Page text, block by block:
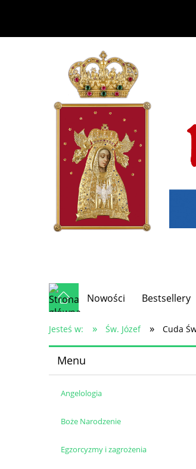
Nowości Bestsellery
Jesteś w: » Św. Józef » Cuda
Menu
Angelologia
Boże Narodzenie
Egzorcyzmy i zagrożenia